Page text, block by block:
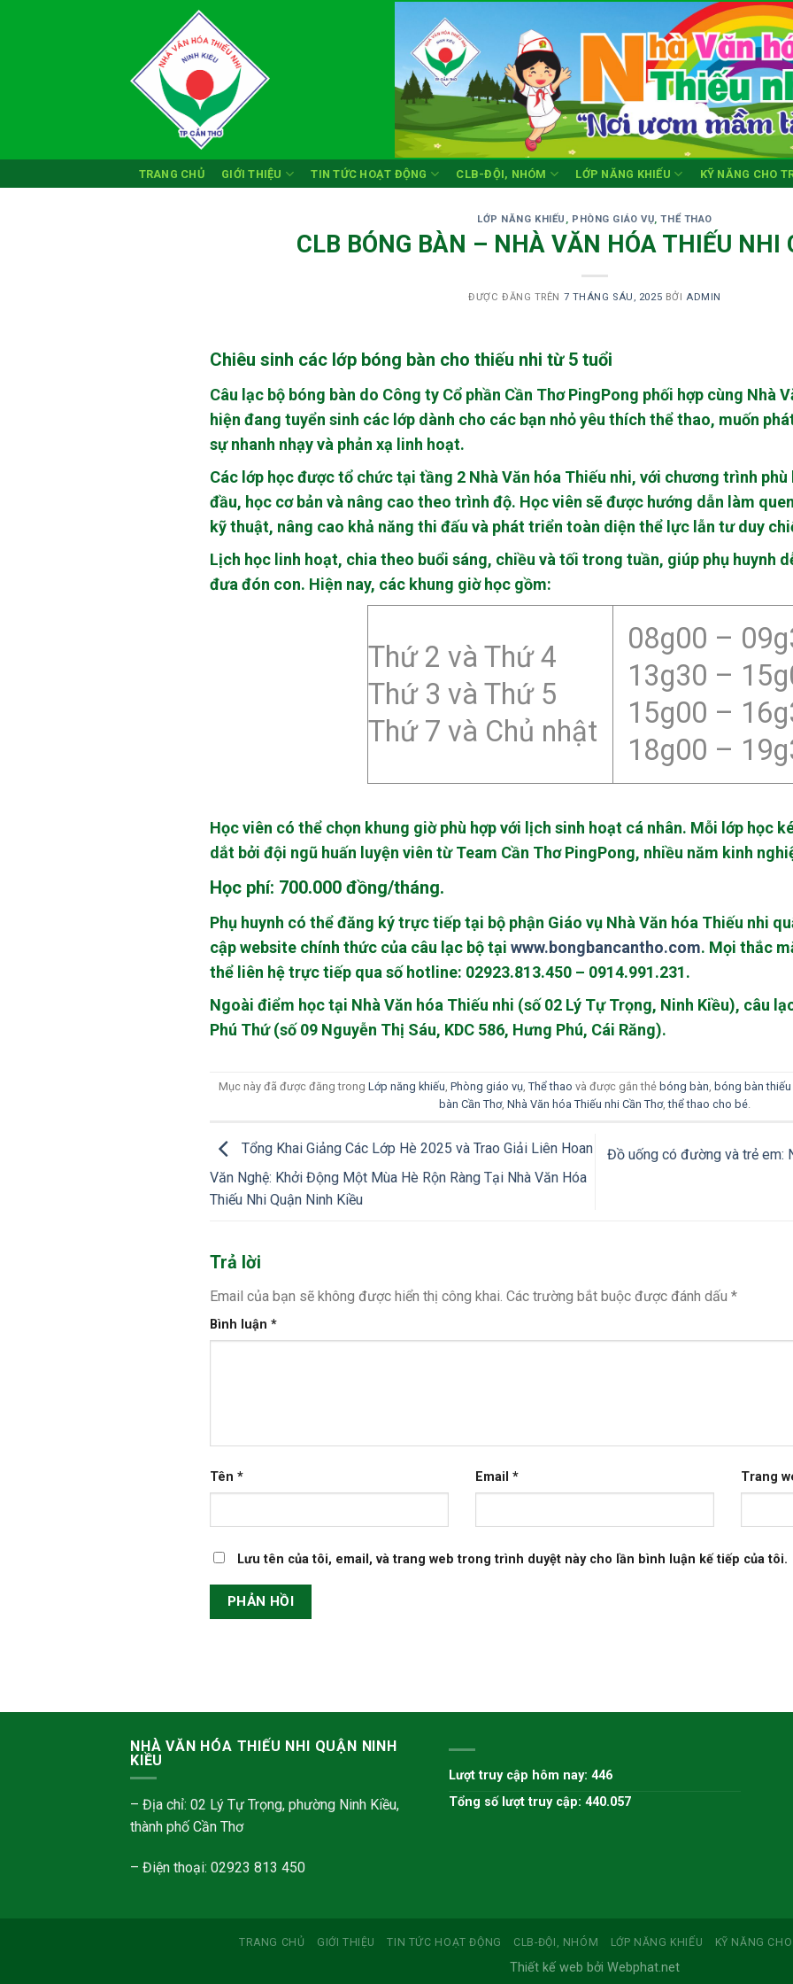
TRANG CHỦ GIỚI THIỆU TIN TỨC HOẠT ĐỘNG CLB-ĐỘI, NHÓM LỚP NĂNG KHIẾU KỸ NĂNG CHO
LỚP NĂNG KHIẾU , PHÒNG GIÁO VỤ,THỂ THAO
CLB BÓNG BÀN – NHÀ VĂN HÓA THIẾU NHI
ĐƯỢC ĐĂNG TRÊN 7 THÁNG SÁU, 2025 BỞI ADMIN
Chiêu sinh các lớp bóng bàn cho thiếu nhi từ 5 tuổi
Câu lạc bộ bóng bàn do Công ty Cổ phần Cần Thơ PingPong phối hợp cùng Nhà
hiện đang tuyển sinh các lớp dành cho các bạn nhỏ yêu thích thể thao, muốn
sự nhanh nhạy và phản xạ linh hoạt.
Các lớp học được tổ chức tại tầng 2 Nhà Văn hóa Thiếu nhi, với chương trình
đầu, học cơ bản và nâng cao theo trình độ. Học viên sẽ được hướng dẫn làm
kỹ thuật, nâng cao khả năng thi đấu và phát triển toàn diện thể lực lẫn tư duy
Lịch học linh hoạt, chia theo buổi sáng, chiều và tối trong tuần, giúp phụ huynh
đưa đón con. Hiện nay, các khung giờ học gồm:
Thứ 2 và Thứ 4
Thứ 3 và Thứ 5
Thứ 7 và Chủ nhật
08g00 –
13g30 –
15g00 –
18g00 –
Học viên có thể chọn khung giờ phù hợp với lịch sinh hoạt cá nhân. Mỗi lớp học
dắt bởi đội ngũ huấn luyện viên từ Team Cần Thơ PingPong, nhiều năm kinh
Học phí: 700.000 đồng/tháng.
Phụ huynh có thể đăng ký trực tiếp tại bộ phận Giáo vụ Nhà Văn hóa Thiếu nhi
cập website chính thức của câu lạc bộ tại www.bongbancantho.com. Mọi thắc
thể liên hệ trực tiếp qua số hotline: 02923.813.450 – 0914.991.231.
Ngoài điểm học tại Nhà Văn hóa Thiếu nhi (số 02 Lý Tự Trọng, Ninh Kiều), câu
Phú Thứ (số 09 Nguyễn Thị Sáu, KDC 586, Hưng Phú, Cái Răng).
Mục này đã được đăng trongLớp năng khiếu ,Phòng giáo vụ ,Thể thao và được gắn thẻ bóng bàn bóng bàn
bàn Cần Thơ, Nhà Văn hóa Thiếu nhi Cần Thơ,thể thao cho bé.
Tổng Khai Giảng Các Lớp Hè 2025 và Trao Giải Liên Hoan
Văn Nghệ: Khởi Động Một Mùa Hè Rộn Ràng Tại Nhà Văn Hóa
Thiếu Nhi Quận Ninh Kiều
Đồ uống có đường và trẻ em:
Trả lời
Email của bạn sẽ không được hiển thị công khai. Các trường bắt buộc được đánh dấu *
Bình luận *
Tên * Email * Trang
Lưu tên của tôi, email, và trang web trong trình duyệt này cho lần bình luận kế tiếp của tôi.
NHÀ VĂN HÓA THIẾU NHI QUẬN NINH
KIỀU
– Địa chỉ: 02 Lý Tự Trọng, phường Ninh Kiều,
thành phố Cần Thơ
– Điện thoại: 02923 813 450
Lượt truy cập hôm nay: 446
Tổng số lượt truy cập: 440.057
TRANG CHỦ GIỚI THIỆU TIN TỨC HOẠT ĐỘNG CLB-ĐỘI, NHÓM LỚP NĂNG KHIẾU KỸ NĂNG
Thiết kế web bởi Webphat.net